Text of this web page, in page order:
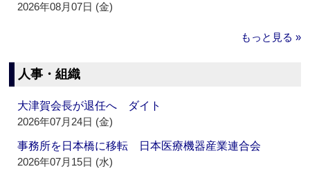
2026年08月07日 (金)
もっと見る »
人事・組織
大津賀会長が退任へ ダイト
2026年07月24日 (金)
事務所を日本橋に移転 日本医療機器産業連合会
2026年07月15日 (水)